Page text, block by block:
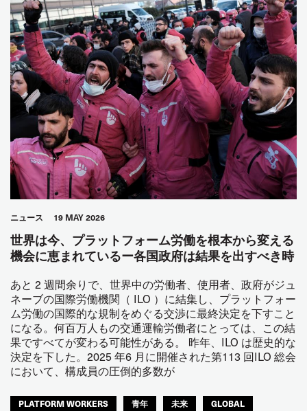
ニュース 19 MAY 2026
世界は今、プラットフォーム労働を根本から変える
機会に恵まれているー各国政府は結果を出すべき時
あと 2 週間余りで、世界中の労働者、使用者、政府がジュ
ネーブの国際労働機関（ ILO ）に結集し、プラットフォー
ム労働の国際的な規制をめぐる交渉に最終決定を下すこと
になる。何百万人もの交通運輸労働者にとっては、この結
果ですべてが変わる可能性がある。 昨年、ILO は歴史的な
決定を下した。2025 年6 月に開催された第113 回ILO 総会
において、構成員の圧倒的多数が
PLATFORM WORKERS 青年 未来 GLOBAL